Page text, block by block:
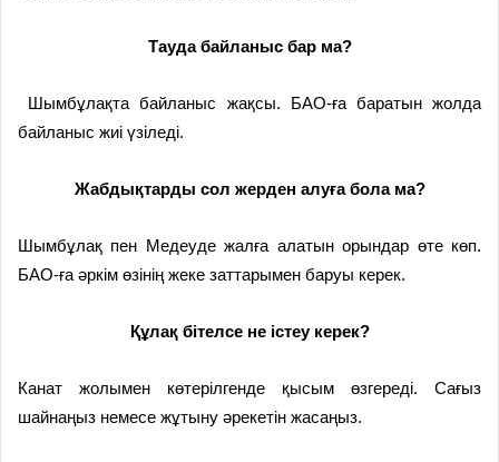
Тауда байланыс бар ма?
Шымбұлақта байланыс жақсы. БАО-ға баратын жолда
байланыс жиі үзіледі.
Жабдықтарды сол жерден алуға бола ма?
Шымбұлақ пен Медеуде жалға алатын орындар өте көп.
БАО-ға әркім өзінің жеке заттарымен баруы керек.
Құлақ бітелсе не істеу керек?
Канат жолымен көтерілгенде қысым өзгереді. Сағыз
шайнаңыз немесе жұтыну әрекетін жасаңыз.